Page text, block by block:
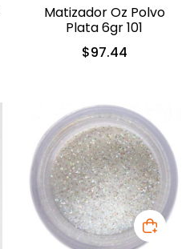
Matizador Oz Polvo
Plata 6gr 101
$97.44